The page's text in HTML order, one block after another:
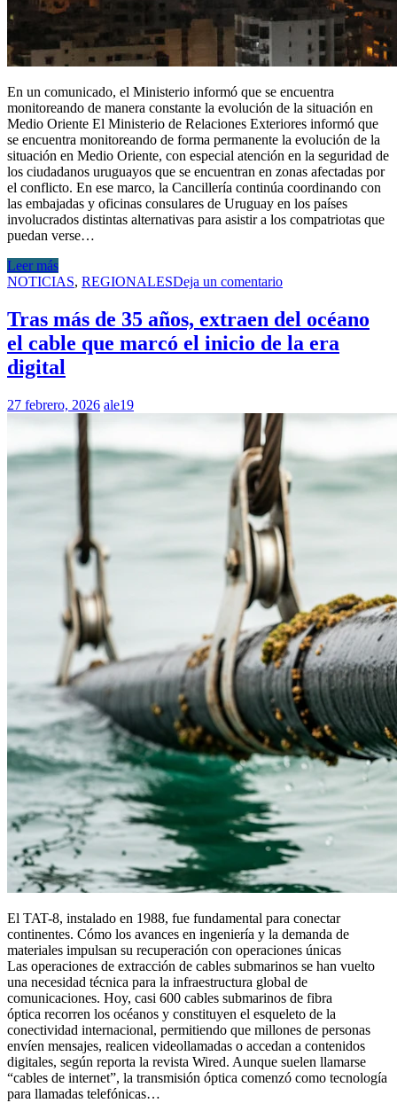
En un comunicado, el Ministerio informó que se encuentra
monitoreando de manera constante la evolución de la situación en
Medio Oriente El Ministerio de Relaciones Exteriores informó que
se encuentra monitoreando de forma permanente la evolución de la
situación en Medio Oriente, con especial atención en la seguridad de
los ciudadanos uruguayos que se encuentran en zonas afectadas por
el conflicto. En ese marco, la Cancillería continúa coordinando con
las embajadas y oficinas consulares de Uruguay en los países
involucrados distintas alternativas para asistir a los compatriotas que
puedan verse…
Leer más
NOTICIAS, REGIONALESDeja un comentario
Tras más de 35 años, extraen del océano
el cable que marcó el inicio de la era
digital
27 febrero, 2026 ale19
El TAT-8, instalado en 1988, fue fundamental para conectar
continentes. Cómo los avances en ingeniería y la demanda de
materiales impulsan su recuperación con operaciones únicas
Las operaciones de extracción de cables submarinos se han vuelto
una necesidad técnica para la infraestructura global de
comunicaciones. Hoy, casi 600 cables submarinos de fibra
óptica recorren los océanos y constituyen el esqueleto de la
conectividad internacional, permitiendo que millones de personas
envíen mensajes, realicen videollamadas o accedan a contenidos
digitales, según reporta la revista Wired. Aunque suelen llamarse
“cables de internet”, la transmisión óptica comenzó como tecnología
para llamadas telefónicas…